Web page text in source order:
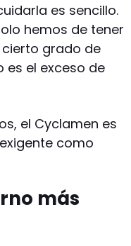
es sencillo.
hemos de tener
cierto grado de
es el exceso de
el Cyclamen es
como
más